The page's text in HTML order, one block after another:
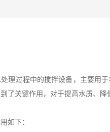
理过程中的搅拌设备，主要用
了关键作用，对于提高水质、
如下：